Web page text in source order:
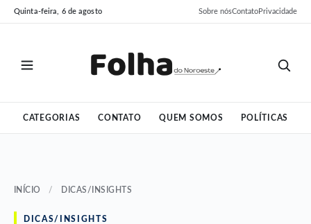
Pular
para
Pular
para
Quinta-feira, 6 de agosto Sobre nósContatoPrivacidade
CATEGORIAS CONTATO QUEM SOMOS POLÍTICAS
INÍCIO / DICAS/INSIGHTS
DICAS/INSIGHTS